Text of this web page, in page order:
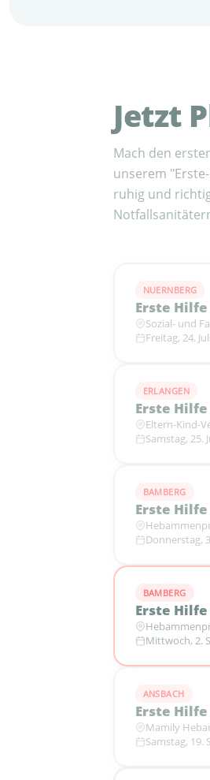
Jetzt
Mach den
unserem
ruhig und
NUERNBERG
Erste Hilfe
Sozial- und
Freitag, 24.
ERLANGEN
Erste
Eltern-Kind-
Samstag, 25.
BAMBERG
Erste Hilfe
Donnerstag,
BAMBERG
Erste Hilfe
Mittwoch, 2.
ANSBACH
Erste Hilfe
Mamily
Samstag, 19.